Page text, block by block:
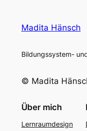
Madita Hänsch
Bildungssystem-
© Madita
Über mich
Lernraumdesign